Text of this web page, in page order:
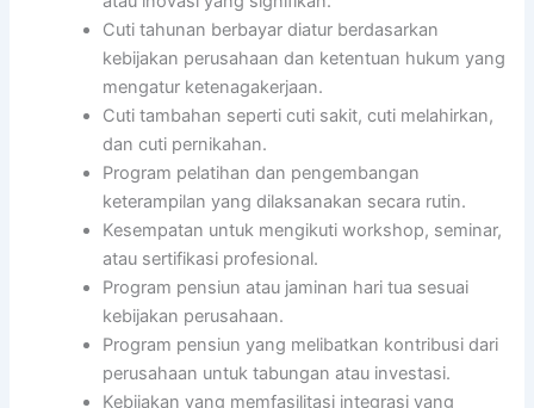
Cuti tahunan berbayar diatur berdasarkan
kebijakan perusahaan dan ketentuan hukum yang
mengatur ketenagakerjaan.
Cuti tambahan seperti cuti sakit, cuti melahirkan,
dan cuti pernikahan.
Program pelatihan dan pengembangan
keterampilan yang dilaksanakan secara rutin.
Kesempatan untuk mengikuti workshop, seminar,
atau sertifikasi profesional.
Program pensiun atau jaminan hari tua sesuai
kebijakan perusahaan.
Program pensiun yang melibatkan kontribusi dari
perusahaan untuk tabungan atau investasi.
Kebijakan yang memfasilitasi integrasi yang